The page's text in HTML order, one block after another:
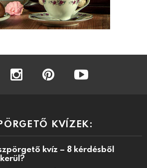
instagram
KVÍZEK:
kvíz – 8 kérdésből